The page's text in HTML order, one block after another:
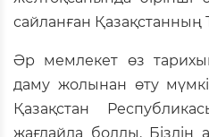
сайланған Қазақстанның
Әр мемлекет өз
даму жолынан өту
Қазақстан
жағдайда болды. Біздің